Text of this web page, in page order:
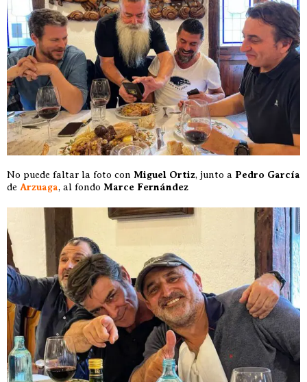
No puede faltar la foto con Miguel Ortiz, junto a Pedro García
de Arzuaga, al fondo Marce Fernández